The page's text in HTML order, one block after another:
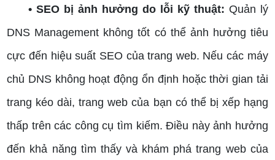
• SEO bị ảnh hưởng do lỗi kỹ thuật: Quản lý
DNS Management không tốt có thể ảnh hưởng tiêu
cực đến hiệu suất SEO của trang web. Nếu các máy
chủ DNS không hoạt động ổn định hoặc thời gian tải
trang kéo dài, trang web của bạn có thể bị xếp hạng
thấp trên các công cụ tìm kiếm. Điều này ảnh hưởng
đến khả năng tìm thấy và khám phá trang web của